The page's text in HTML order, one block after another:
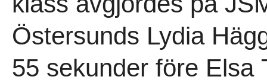
Östersunds Lydia
55 sekunder före Elsa